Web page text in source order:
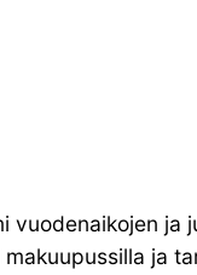
vuodenaikojen ja
ja